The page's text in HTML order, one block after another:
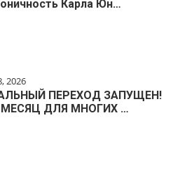
Карла Юн…
2026
ПЕРЕХОД ЗАПУЩЕН!
ДЛЯ МНОГИХ …